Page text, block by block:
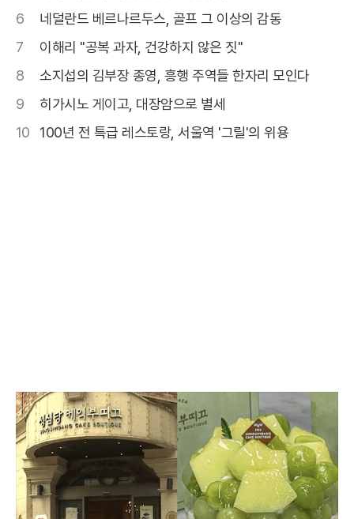
6
네덜란드 베르나르두스, 골프 그 이상의 감동
7
이해리 "공복 과자, 건강하지 않은 짓"
8
소지섭의 김부장 종영, 흥행 주역들 한자리 모인다
9
히가시노 게이고, 대장암으로 별세
10
100년 전 특급 레스토랑, 서울역 '그릴'의 위용